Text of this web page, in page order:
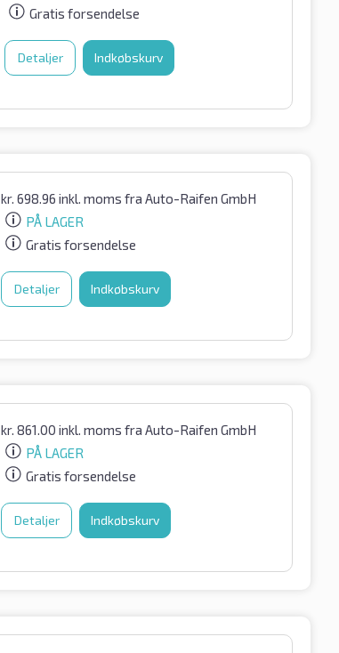
Gratis forsendelse
Detaljer Indkøbskurv
kr. 698.96 inkl. moms fra Auto-Raifen GmbH
PÅ LAGER
Gratis forsendelse
Detaljer Indkøbskurv
kr. 861.00 inkl. moms fra Auto-Raifen GmbH
PÅ LAGER
Gratis forsendelse
Detaljer Indkøbskurv